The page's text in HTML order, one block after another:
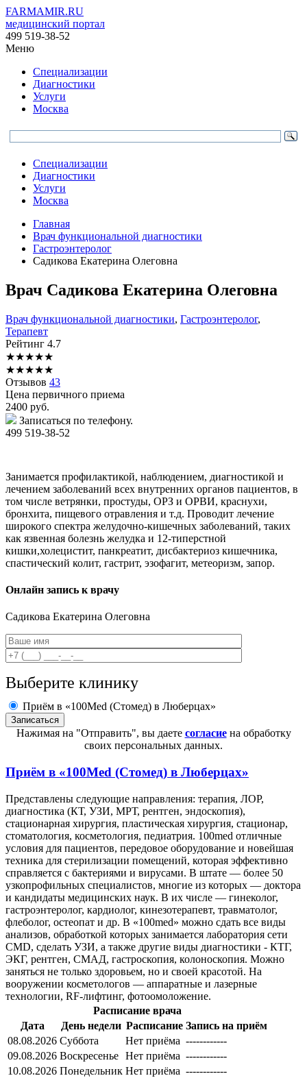
FARMAMIR.RU
медицинский портал
499 519-38-52
Меню
Специализации
Диагностики
Услуги
Москва
Специализации
Диагностики
Услуги
Москва
Главная
Врач функциональной диагностики
Гастроэнтеролог
Садикова Екатерина Олеговна
Врач Садикова Екатерина Олеговна
Врач функциональной диагностики, Гастроэнтеролог,
Терапевт
Рейтинг 4.7
★★★★★
★★★★★
Отзывов 43
Цена первичного приема
2400 руб.
Записаться по телефону.
499 519-38-52
Занимается профилактикой, наблюдением, диагностикой и
лечением заболеваний всех внутренних органов пациентов, в
том числе ветрянки, простуды, ОРЗ и ОРВИ, краснухи,
бронхита, пищевого отравления и т.д. Проводит лечение
широкого спектра желудочно-кишечных заболеваний, таких
как язвенная болезнь желудка и 12-типерстной
кишки,холецистит, панкреатит, дисбактериоз кишечника,
спастический колит, гастрит, эзофагит, метеоризм, запор.
Онлайн запись к врачу
Садикова Екатерина Олеговна
Выберите клинику
Приём в «100Med (Стомед) в Люберцах»
Нажимая на "Отправить", вы даете согласиена обработку
своих персональных данных.
Приём в «100Med (Стомед) в Люберцах»
Представлены следующие направления: терапия, ЛОР,
диагностика (КТ, УЗИ, МРТ, рентген, эндоскопия),
стационарная хирургия, пластическая хирургия, стационар,
стоматология, косметология, педиатрия. 100med отличные
условия для пациентов, передовое оборудование и новейшая
техника для стерилизации помещений, которая эффективно
справляется с бактериями и вирусами. В штате — более 50
узкопрофильных специалистов, многие из которых — доктора
и кандидаты медицинских наук. В их числе — гинеколог,
гастроэнтеролог, кардиолог, кинезотерапевт, травматолог,
флеболог, остеопат и др. В «100med» можно сдать все виды
анализов, обработкой которых занимается лаборатория сети
CMD, сделать УЗИ, а также другие виды диагностики - КТГ,
ЭКГ, рентген, СМАД, гастроскопия, колоноскопия. Можно
заняться не только здоровьем, но и своей красотой. На
вооружении косметологов — аппаратные и лазерные
технологии, RF-лифтинг, фотоомоложение.
Расписание врача
Дата
День недели Расписание Запись на приём
08.08.2026 Суббота Нет приёма ------------
09.08.2026 Воскресенье Нет приёма ------------
10.08.2026 Понедельник Нет приёма ------------